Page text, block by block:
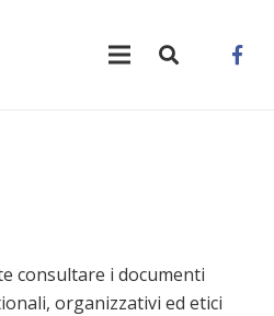
consultare i documenti
organizzativi ed etici